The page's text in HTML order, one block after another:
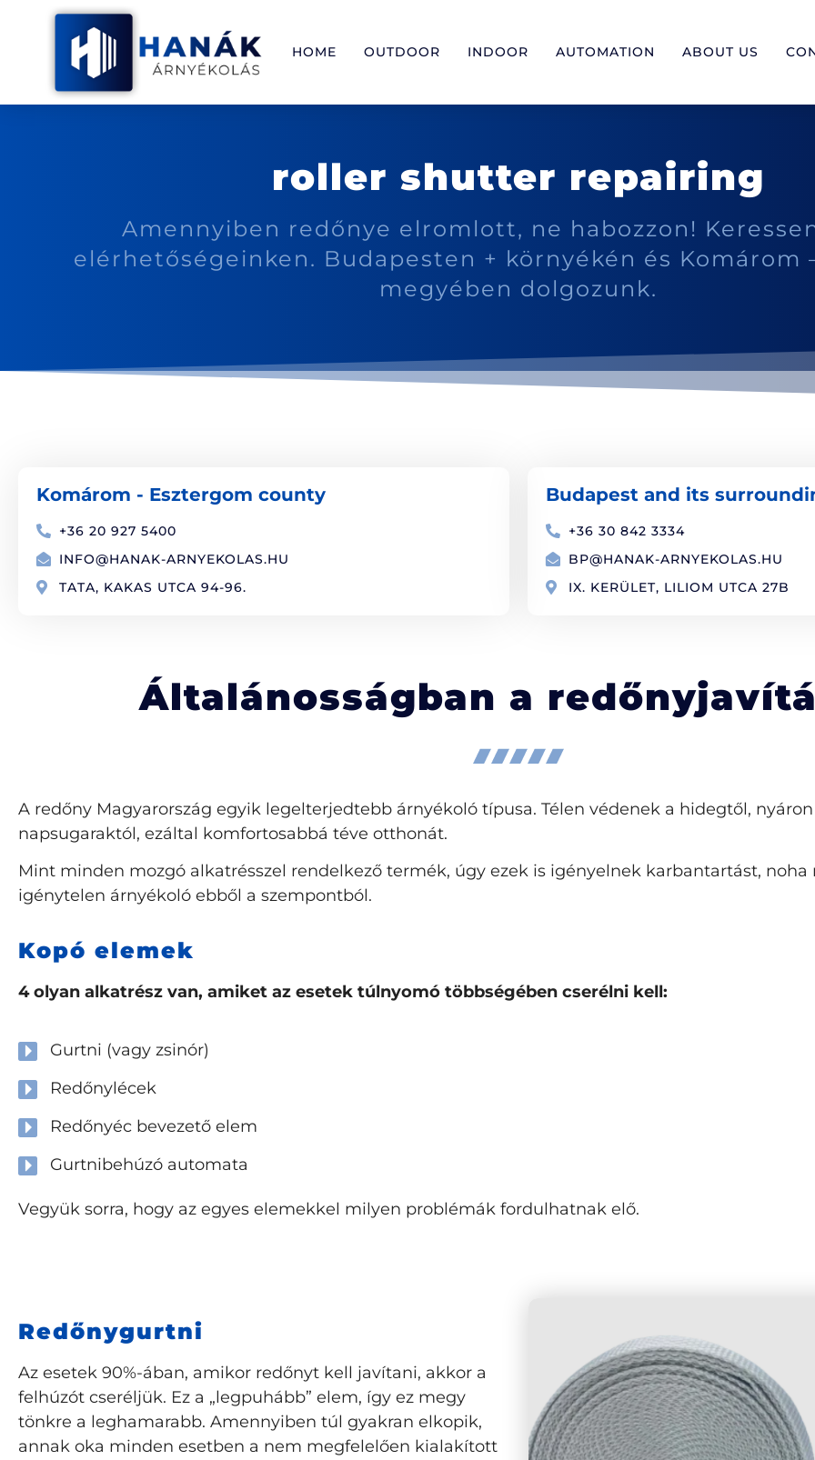
HOME OUTDOOR INDOOR AUTOMATION ABOUT US
roller shutter repairing
Amennyiben redőnye elromlott, ne habozzon!
elérhetőségeinken. Budapesten + környékén és Komárom
megyében dolgozunk.
Komárom - Esztergom county
+36 20 927 5400
INFO@HANAK-ARNYEKOLAS.HU
TATA, KAKAS UTCA 94-96.
Budapest and its
+36 30 842 3334
BP@HANAK-ARNYEKOLAS.HU
IX. KERÜLET, LILIOM UTCA 27B
Általánosságban a
A redőny Magyarország egyik legelterjedtebb árnyékoló típusa. Télen védenek a hidegtől,
napsugaraktól, ezáltal komfortosabbá téve otthonát.
Mint minden mozgó alkatrésszel rendelkező termék, úgy ezek is igényelnek karbantartást, noha
igénytelen árnyékoló ebből a szempontból.
Kopó elemek
4 olyan alkatrész van, amiket az esetek túlnyomó többségében cserélni kell:
Gurtni (vagy zsinór)
Redőnylécek
Redőnyéc bevezető elem
Gurtnibehúzó automata
Vegyük sorra, hogy az egyes elemekkel milyen problémák fordulhatnak elő.
Redőnygurtni
Az esetek 90%-ában, amikor redőnyt kell javítani, akkor a
felhúzót cseréljük. Ez a „legpuhább” elem, így ez megy
tönkre a leghamarabb. Amennyiben túl gyakran elkopik,
annak oka minden esetben a nem megfelelően kialakított